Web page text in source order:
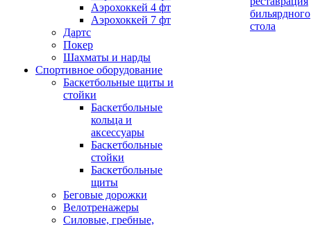
Аэрохоккей 4 фт
Аэрохоккей 7 фт
Дартс
Покер
Шахматы и нарды
Спортивное оборудование
Баскетбольные щиты и
стойки
Баскетбольные
кольца и
аксессуары
Баскетбольные
стойки
Баскетбольные
щиты
Беговые дорожки
Велотренажеры
Силовые, гребные,
бильярдного
стола